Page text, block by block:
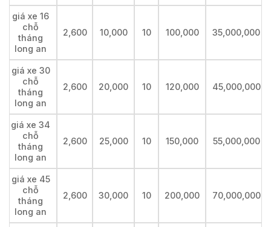
giá xe 16
chỗ
tháng
long an
2,600 10,000 10 100,000 35,000,000
giá xe 30
chỗ
tháng
long an
2,600 20,000 10 120,000 45,000,000
giá xe 34
chỗ
tháng
long an
2,600 25,000 10 150,000 55,000,000
giá xe 45
chỗ
tháng
long an
2,600 30,000 10 200,000 70,000,000